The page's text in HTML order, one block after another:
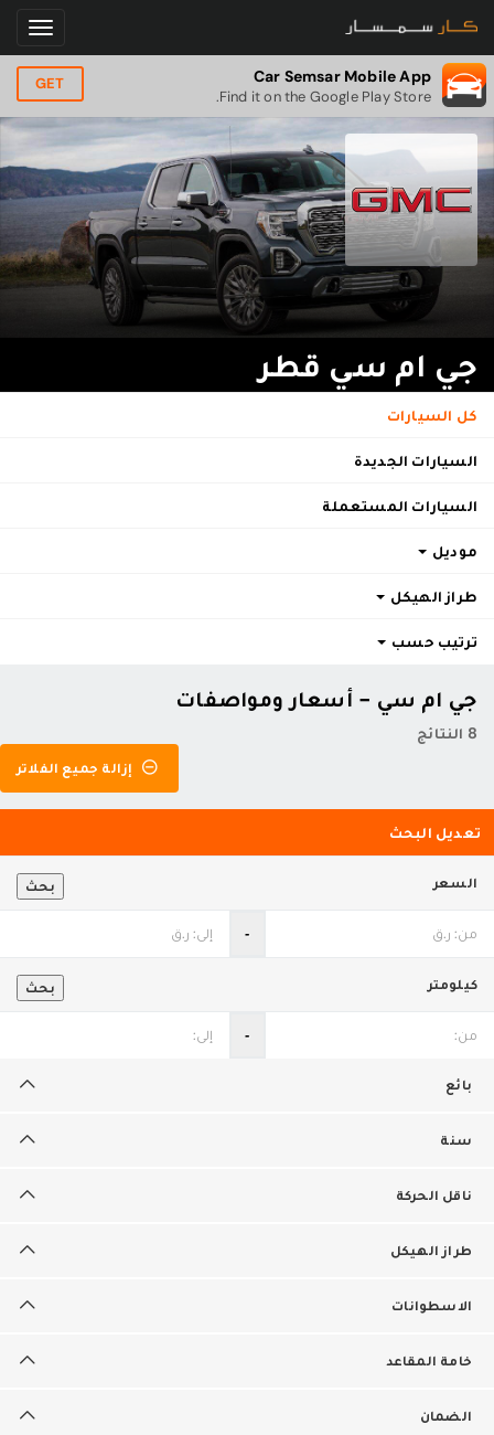
Car Semsar Mobile App
Find it on the Google Play Store.
GET
جي ام سي قطر
كل السيارات
السيارات الجديدة
السيارات المستعملة
موديل
طراز الهيكل
ترتيب حسب
جي ام سي - أسعار ومواصفات
8 النتائج
إزالة جميع الفلاتر
تعديل البحث
بحث السعر
‐
بحث كيلومتر
‐
بائع
سنة
ناقل الحركة
طراز الهيكل
الاسطوانات
خامة المقاعد
الضمان